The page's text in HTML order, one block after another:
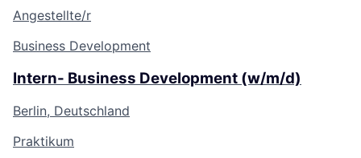
Angestellte/r
Business Development
Intern- Business Development (w/m/d)
Berlin, Deutschland
Praktikum